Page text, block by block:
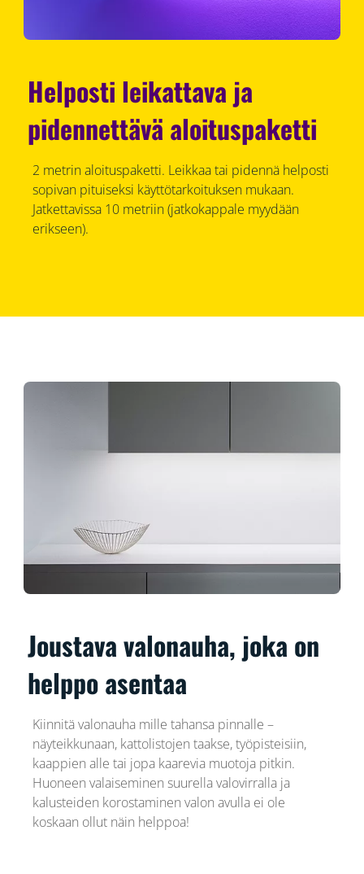
Helposti leikattava ja
pidennettävä aloituspaketti
2 metrin aloituspaketti. Leikkaa tai pidennä helposti
sopivan pituiseksi käyttötarkoituksen mukaan.
Jatkettavissa 10 metriin (jatkokappale myydään
erikseen).
Joustava valonauha, joka on
helppo asentaa
Kiinnitä valonauha mille tahansa pinnalle –
näyteikkunaan, kattolistojen taakse, työpisteisiin,
kaappien alle tai jopa kaarevia muotoja pitkin.
Huoneen valaiseminen suurella valovirralla ja
kalusteiden korostaminen valon avulla ei ole
koskaan ollut näin helppoa!